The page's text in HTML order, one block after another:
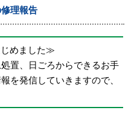
理報告
めました≫
置、日ごろからできるお手
を発信していきますので、